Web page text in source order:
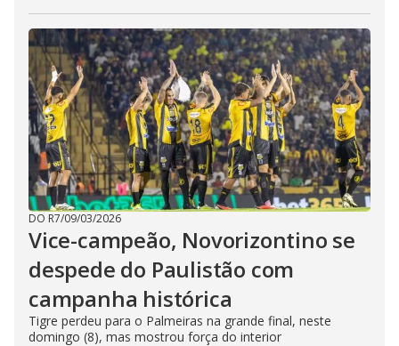
DO R7/09/03/2026
Vice-campeão, Novorizontino se
despede do Paulistão com
campanha histórica
Tigre perdeu para o Palmeiras na grande final, neste
domingo (8), mas mostrou força do interior